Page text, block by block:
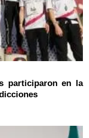
participaron en la